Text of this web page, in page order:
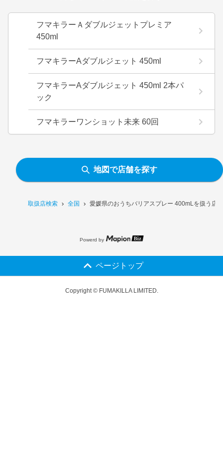
取扱店検索 全国 愛媛県のおうちバリアスプレー 400mLを扱う店
フマキラーＡダブルジェットプレミア
450ml
フマキラーAダブルジェット 450ml
フマキラーAダブルジェット 450ml 2本パ
ック
フマキラーワンショット未来 60回
地図で店舗を探す
Powerd by
ページトップ
Copyright © FUMAKILLA LIMITED.